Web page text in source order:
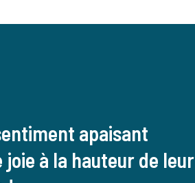
apaisant
à la hauteur de leur